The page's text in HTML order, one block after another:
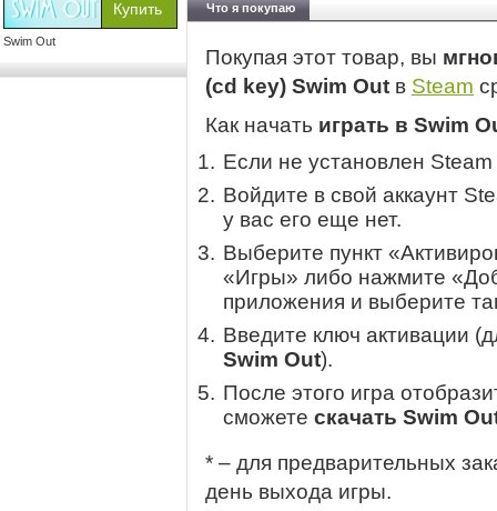
Swim Out
Что я покупаю
Покупая этот товар, вы
(cd key) Swim Out в Steam
Как начать играть в Swim
Если не установлен
Войдите в свой аккаунт
у вас его еще нет.
Выберите пункт
«Игры» либо нажмите
приложения и выберите
Введите ключ активации
Swim Out).
После этого игра
сможете скачать Swim
* – для предварительных
день выхода игры.